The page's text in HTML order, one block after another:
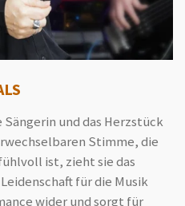
und das Herzstück
Stimme, die
ist, zieht sie das
für die Musik
wider und sorgt für